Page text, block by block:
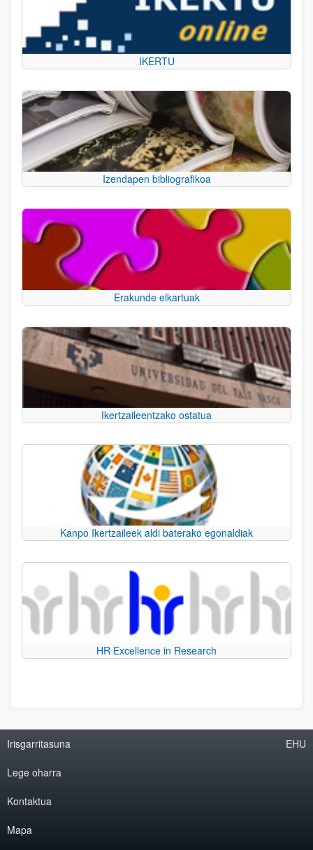
IKERTU
Izendapen bibliografikoa
Erakunde elkartuak
Ikertzaileentzako ostatua
Kanpo Ikertzaileek aldi baterako egonaldiak
HR Excellence in Research
Irisgarritasuna
Lege oharra
Kontaktua
Mapa
EHU